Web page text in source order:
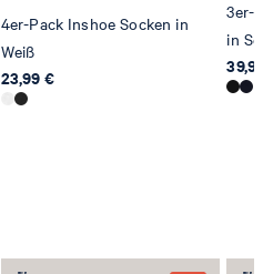
4er-Pack Inshoe Socken in
Weiß
23,99 €
3er-
in